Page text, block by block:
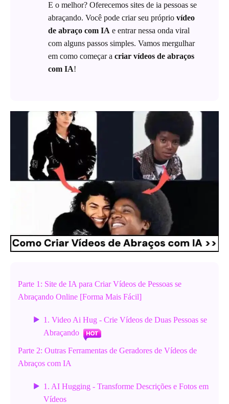
E o melhor? Oferecemos sites de ia pessoas se
abraçando. Você pode criar seu próprio vídeo
de abraço com IA e entrar nessa onda viral
com alguns passos simples. Vamos mergulhar
em como começar a criar vídeos de abraços
com IA!
Parte 1: Site de IA para Criar Vídeos de Pessoas se
Abraçando Online [Forma Mais Fácil]
1. Video Ai Hug - Crie Vídeos de Duas Pessoas se
Abraçando
Parte 2: Outras Ferramentas de Geradores de Vídeos de
Abraços com IA
1. AI Hugging - Transforme Descrições e Fotos em
Vídeos